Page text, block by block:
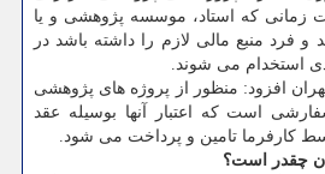
زمانی كه استاد، موسسه پژوهشی و یا
و فرد منبع مالی لازم را داشته باشد در
استخدام می شوند.
افزود: منظور از پروژه های پژوهشی
است كه اعتبار آنها بوسیله عقد
توسط كارفرما تامین و پرداخت می شود.
چقدر است؟